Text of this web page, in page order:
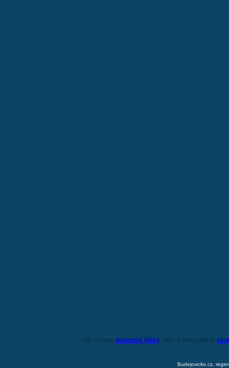
Víte co jsou betonové jímky nebo k čemu slouží
Budejovicko.cz,